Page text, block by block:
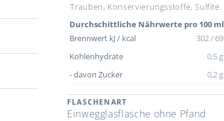
Trauben, Konservierungsstoffe, Sulfite.
Durchschittliche Nährwerte pro 100 ml
Brennwert kJ / kcal
302 / 69
Kohlenhydrate
0,5 g
- davon Zucker
0,2 g
FLASCHENART
Einwegglasflasche ohne Pfand